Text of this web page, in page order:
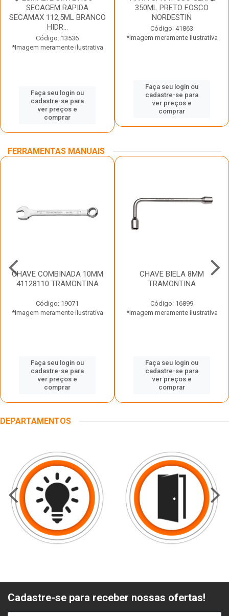
SECAGEM RAPIDA
SECAMAX 112,5ML BRANCO
HIDR...
Código: 13536
*Imagem meramente ilustrativa
Faça seu login ou
cadastre-se para
ver preços e
comprar
350ML PRETO FOSCO
NORDESTIN
Código: 41863
*Imagem meramente ilustrativa
Faça seu login ou
cadastre-se para
ver preços e
comprar
FERRAMENTAS MANUAIS
CHAVE COMBINADA 10MM
41128110 TRAMONTINA
Código: 19071
*Imagem meramente ilustrativa
Faça seu login ou
cadastre-se para
ver preços e
comprar
CHAVE BIELA 8MM
TRAMONTINA
Código: 16899
*Imagem meramente ilustrativa
Faça seu login ou
cadastre-se para
ver preços e
comprar
DEPARTAMENTOS
Cadastre-se para receber nossas ofertas!